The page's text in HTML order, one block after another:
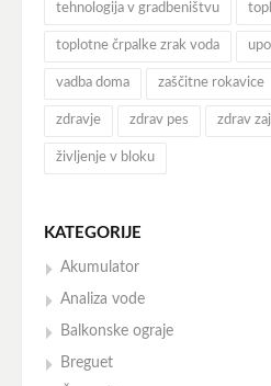
tehnologija v gradbeništvu
toplotne črpalke zrak voda
vadba doma zaščitne rokavice
zdravje zdrav pes zdrav
življenje v bloku
KATEGORIJE
Akumulator
Analiza vode
Balkonske ograje
Breguet